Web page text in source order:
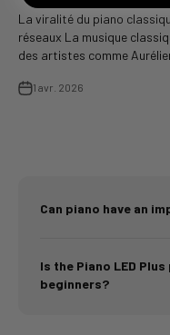
La viralité du piano
réseaux La musique
des artistes comme
1 avr. 2026
Can piano have an
Is the Piano LED
beginners?